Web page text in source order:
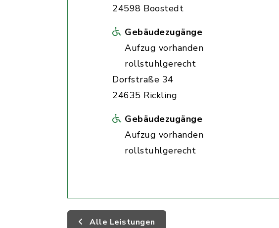
24598 Boostedt
Gebäudezugänge
Aufzug vorhanden
rollstuhlgerecht
Dorfstraße 34
24635 Rickling
Gebäudezugänge
Aufzug vorhanden
rollstuhlgerecht
Alle Leistungen